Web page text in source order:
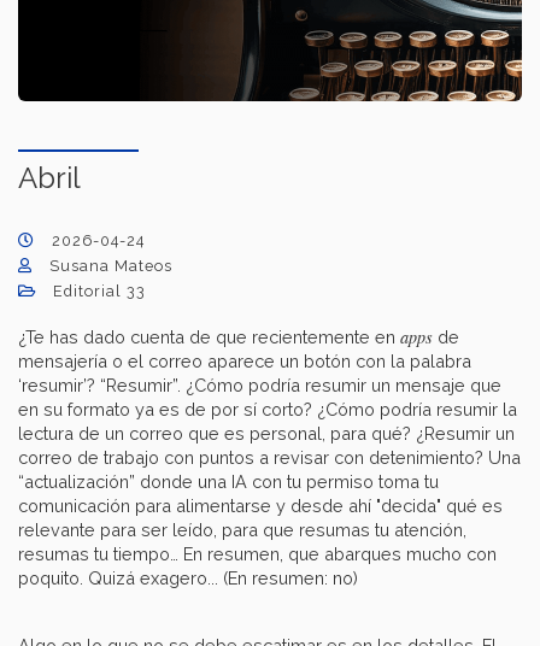
Abril
2026-04-24
Susana Mateos
Editorial 33
¿Te has dado cuenta de que recientemente en apps de
mensajería o el correo aparece un botón con la palabra
‘resumir’? “Resumir”. ¿Cómo podría resumir un mensaje que
en su formato ya es de por sí corto? ¿Cómo podría resumir la
lectura de un correo que es personal, para qué? ¿Resumir un
correo de trabajo con puntos a revisar con detenimiento? Una
“actualización” donde una IA con tu permiso toma tu
comunicación para alimentarse y desde ahí "decida" qué es
relevante para ser leído, para que resumas tu atención,
resumas tu tiempo… En resumen, que abarques mucho con
poquito. Quizá exagero... (En resumen: no)